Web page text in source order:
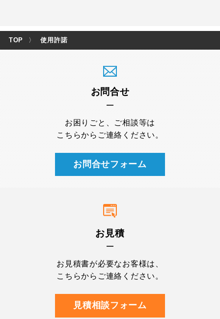
TOP 〉 使用許諾
お問合せ
お困りごと、ご相談等は
こちらからご連絡ください。
お問合せフォーム
お見積
お見積書が必要なお客様は、
こちらからご連絡ください。
見積相談フォーム